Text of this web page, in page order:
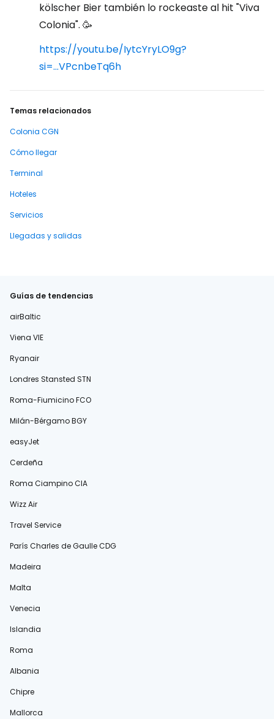
kölscher Bier también lo rockeaste al hit "Viva
Colonia". 🥳
https://youtu.be/IytcYryLO9g?
si=...VPcnbeTq6h
Temas relacionados
Colonia CGN
Cómo llegar
Terminal
Hoteles
Servicios
Llegadas y salidas
Guías de tendencias
airBaltic
Viena VIE
Ryanair
Londres Stansted STN
Roma-Fiumicino FCO
Milán-Bérgamo BGY
easyJet
Cerdeña
Roma Ciampino CIA
Wizz Air
Travel Service
París Charles de Gaulle CDG
Madeira
Malta
Venecia
Islandia
Roma
Albania
Chipre
Mallorca